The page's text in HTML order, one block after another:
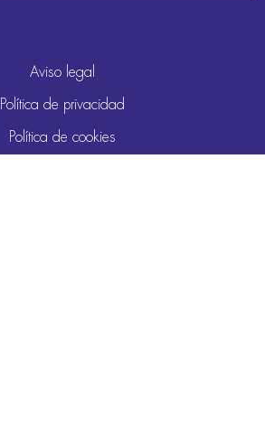
Aviso legal
Política de privacidad
Política de cookies